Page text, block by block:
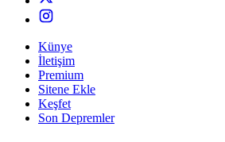
Künye
İletişim
Premium
Sitene Ekle
Keşfet
Son Depremler